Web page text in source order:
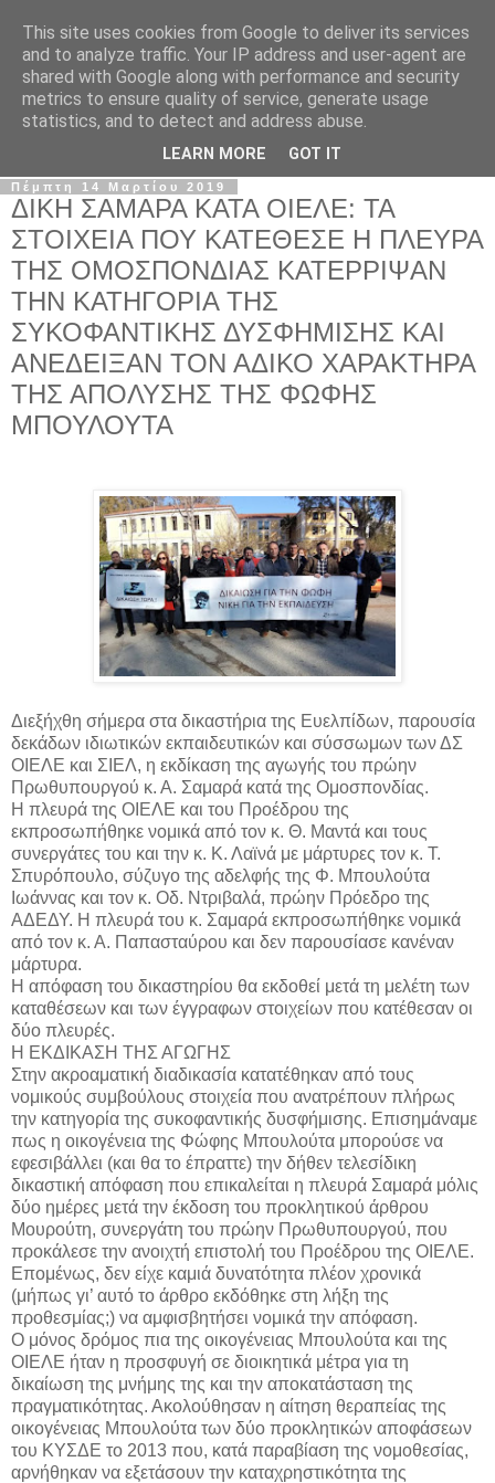
Σ.Ι.Ε.Λ.Β.Ε.
Ο επίσημος ιστότοπος του Συλλόγου Ιδιωτικών
Εκπαιδευτικών Λειτουργών Βόρειας Ελλάδας
Πέμπτη 14 Μαρτίου 2019
ΔΙΚΗ ΣΑΜΑΡΑ ΚΑΤΑ ΟΙΕΛΕ: ΤΑ
ΣΤΟΙΧΕΙΑ ΠΟΥ ΚΑΤΕΘΕΣΕ Η ΠΛΕΥΡΑ
ΤΗΣ ΟΜΟΣΠΟΝΔΙΑΣ ΚΑΤΕΡΡΙΨΑΝ
ΤΗΝ ΚΑΤΗΓΟΡΙΑ ΤΗΣ
ΣΥΚΟΦΑΝΤΙΚΗΣ ΔΥΣΦΗΜΙΣΗΣ ΚΑΙ
ΑΝΕΔΕΙΞΑΝ ΤΟΝ ΑΔΙΚΟ ΧΑΡΑΚΤΗΡΑ
ΤΗΣ ΑΠΟΛΥΣΗΣ ΤΗΣ ΦΩΦΗΣ
ΜΠΟΥΛΟΥΤΑ
Διεξήχθη σήμερα στα δικαστήρια της Ευελπίδων, παρουσία
δεκάδων ιδιωτικών εκπαιδευτικών και σύσσωμων των ΔΣ
ΟΙΕΛΕ και ΣΙΕΛ, η εκδίκαση της αγωγής του πρώην
Πρωθυπουργού κ. Α. Σαμαρά κατά της Ομοσπονδίας.
Η πλευρά της ΟΙΕΛΕ και του Προέδρου της
εκπροσωπήθηκε νομικά από τον κ. Θ. Μαντά και τους
συνεργάτες του και την κ. Κ. Λαϊνά με μάρτυρες τον κ. Τ.
Σπυρόπουλο, σύζυγο της αδελφής της Φ. Μπουλούτα
Ιωάννας και τον κ. Οδ. Ντριβαλά, πρώην Πρόεδρο της
ΑΔΕΔΥ. Η πλευρά του κ. Σαμαρά εκπροσωπήθηκε νομικά
από τον κ. Α. Παπασταύρου και δεν παρουσίασε κανέναν
μάρτυρα.
Η απόφαση του δικαστηρίου θα εκδοθεί μετά τη μελέτη των
καταθέσεων και των έγγραφων στοιχείων που κατέθεσαν οι
δύο πλευρές.
Η ΕΚΔΙΚΑΣΗ ΤΗΣ ΑΓΩΓΗΣ
Στην ακροαματική διαδικασία κατατέθηκαν από τους
νομικούς συμβούλους στοιχεία που ανατρέπουν πλήρως
την κατηγορία της συκοφαντικής δυσφήμισης. Επισημάναμε
πως η οικογένεια της Φώφης Μπουλούτα μπορούσε να
εφεσιβάλλει (και θα το έπραττε) την δήθεν τελεσίδικη
δικαστική απόφαση που επικαλείται η πλευρά Σαμαρά μόλις
δύο ημέρες μετά την έκδοση του προκλητικού άρθρου
Μουρούτη, συνεργάτη του πρώην Πρωθυπουργού, που
προκάλεσε την ανοιχτή επιστολή του Προέδρου της ΟΙΕΛΕ.
Επομένως, δεν είχε καμιά δυνατότητα πλέον χρονικά
(μήπως γι’ αυτό το άρθρο εκδόθηκε στη λήξη της
προθεσμίας;) να αμφισβητήσει νομικά την απόφαση.
Ο μόνος δρόμος πια της οικογένειας Μπουλούτα και της
ΟΙΕΛΕ ήταν η προσφυγή σε διοικητικά μέτρα για τη
δικαίωση της μνήμης της και την αποκατάσταση της
πραγματικότητας. Ακολούθησαν η αίτηση θεραπείας της
οικογένειας Μπουλούτα των δύο προκλητικών αποφάσεων
του ΚΥΣΔΕ το 2013 που, κατά παραβίαση της νομοθεσίας,
αρνήθηκαν να εξετάσουν την καταχρηστικότητα της
This site uses cookies from Google to deliver its services
and to analyze traffic. Your IP address and user-agent are
shared with Google along with performance and security
metrics to ensure quality of service, generate usage
statistics, and to detect and address abuse.
LEARN MORE GOT IT